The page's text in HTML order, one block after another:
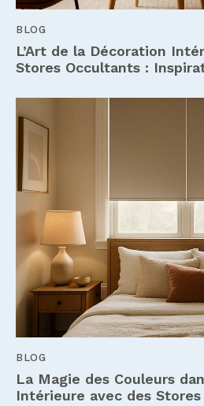
BLOG
L’Art de la Décoration
Stores Occultants :
BLOG
La Magie des Couleurs
Intérieure avec des